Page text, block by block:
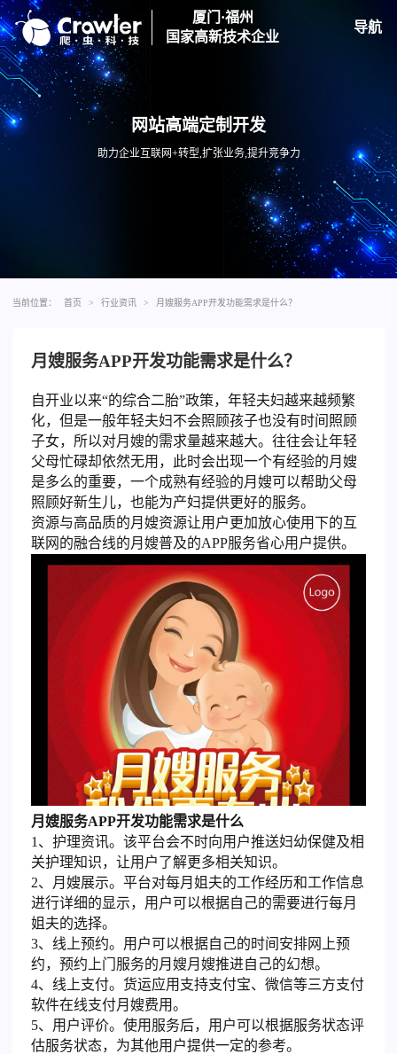
厦门·福州
国家高新技术企业
导航
网站高端定制开发
助力企业互联网+转型,扩张业务,提升竞争力
当前位置： 首页 > 行业资讯 > 月嫂服务APP开发功能需求是什么？
月嫂服务APP开发功能需求是什么？
自开业以来“的综合二胎”政策，年轻夫妇越来越频繁
化，但是一般年轻夫妇不会照顾孩子也没有时间照顾
子女，所以对月嫂的需求量越来越大。往往会让年轻
父母忙碌却依然无用，此时会出现一个有经验的月嫂
是多么的重要，一个成熟有经验的月嫂可以帮助父母
照顾好新生儿，也能为产妇提供更好的服务。
资源与高品质的月嫂资源让用户更加放心使用下的互
联网的融合线的月嫂普及的APP服务省心用户提供。
月嫂服务APP开发功能需求是什么
1、护理资讯。该平台会不时向用户推送妇幼保健及相
关护理知识，让用户了解更多相关知识。
2、月嫂展示。平台对每月姐夫的工作经历和工作信息
进行详细的显示，用户可以根据自己的需要进行每月
姐夫的选择。
3、线上预约。用户可以根据自己的时间安排网上预
约，预约上门服务的月嫂月嫂推进自己的幻想。
4、线上支付。货运应用支持支付宝、微信等三方支付
软件在线支付月嫂费用。
5、用户评价。使用服务后，用户可以根据服务状态评
估服务状态，为其他用户提供一定的参考。